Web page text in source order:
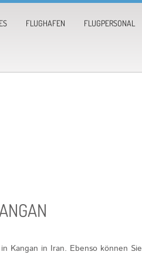
FLUGHAFEN FLUGPERSONAL
Kangan in Iran. Ebenso können Sie